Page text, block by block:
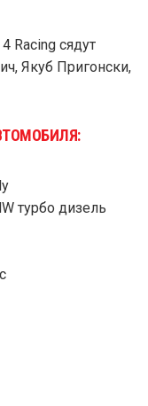
Racing сядут
Якуб Пригонски,
турбо дизель